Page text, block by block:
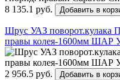
8 135.1 руб. Добавить в
Шрус УАЗ поворот.кулака
правы колея-1600мм ШАР
2 956.5 руб. Добавить в